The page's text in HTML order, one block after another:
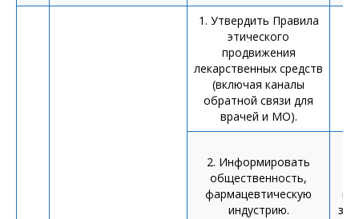
1. Утвердить Правила
этического
продвижения
лекарственных средств
(включая каналы
обратной связи для
врачей и МО).
2. Информировать
общественность,
фармацевтическую
индустрию.